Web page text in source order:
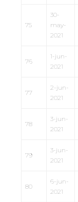
75
30-
may-
2021
76
1-jun-
2021
77
2-jun-
2021
78
3-jun-
2021
79
3-jun-
2021
80
6-jun-
2021